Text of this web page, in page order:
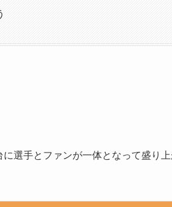
選手とファンが一体となって盛り上